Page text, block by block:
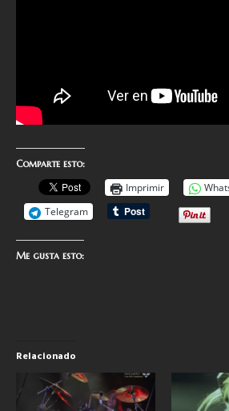
Comparte esto:
Imprimir
Telegram
Me gusta esto:
Relacionado